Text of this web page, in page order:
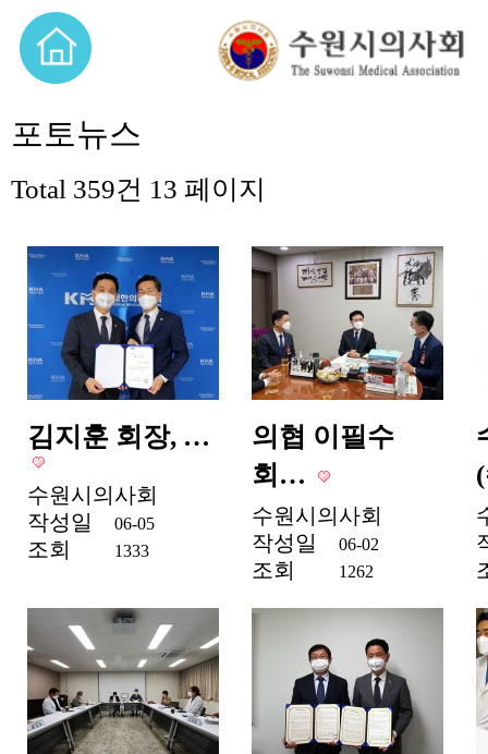
포토뉴스
Total 359건 13 페이지
김지훈 회장, …
수원시의사회
작성일
06-05
조회 1333
의협 이필수
회…
수원시의사회
작성일
06-02
조회 1262